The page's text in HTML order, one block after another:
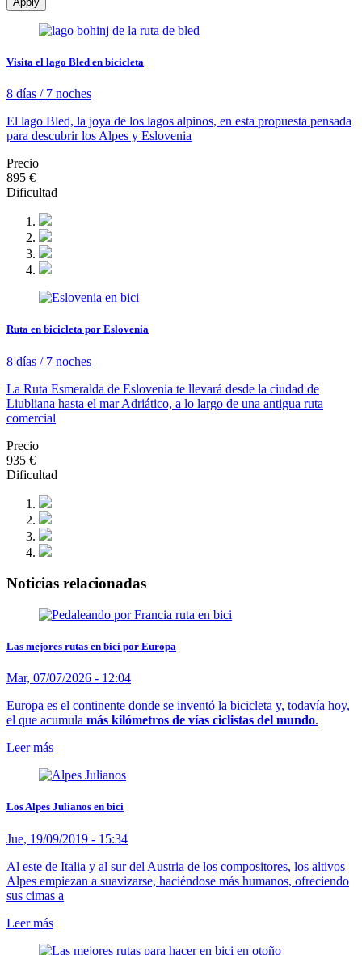
Visita el lago Bled en bicicleta
8 días / 7 noches
El lago Bled, la joya de los lagos alpinos, en esta propuesta pensada
para descubrir los Alpes y Eslovenia
Precio
895 €
Dificultad
Ruta en bicicleta por Eslovenia
8 días / 7 noches
La Ruta Esmeralda de Eslovenia te llevará desde la ciudad de
Liubliana hasta el mar Adriático, a lo largo de una antigua ruta
comercial
Precio
935 €
Dificultad
Noticias relacionadas
Las mejores rutas en bici por Europa
Mar, 07/07/2026 - 12:04
Europa es el continente donde se inventó la bicicleta y, todavía hoy,
el que acumula más kilómetros de vías ciclistas del mundo.
Leer más
Los Alpes Julianos en bici
Jue, 19/09/2019 - 15:34
Al este de Italia y al sur del Austria de los compositores, los altivos
Alpes empiezan a suavizarse, haciéndose más humanos, ofreciendo
sus cimas a
Leer más